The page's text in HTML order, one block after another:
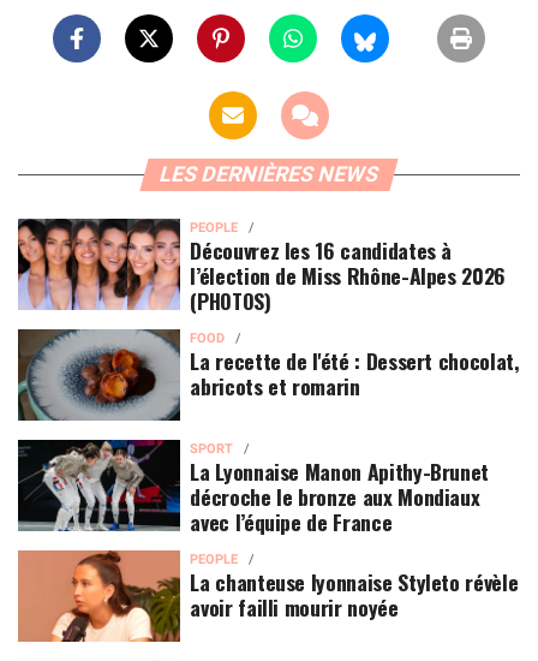
LES DERNIÈRES NEWS
PEOPLE
Découvrez les 16 candidates à
l’élection de Miss Rhône-Alpes 2026
(PHOTOS)
FOOD
La recette de l'été : Dessert chocolat,
abricots et romarin
SPORT
La Lyonnaise Manon Apithy-Brunet
décroche le bronze aux Mondiaux
avec l’équipe de France
PEOPLE
La chanteuse lyonnaise Styleto révèle
avoir failli mourir noyée